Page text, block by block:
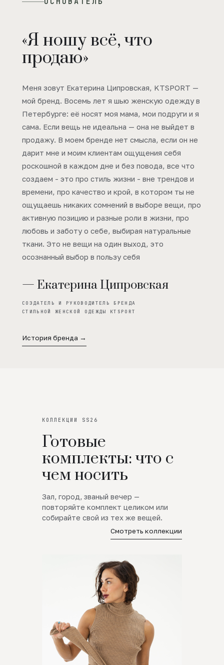
«Я ношу всё, что
продаю»
Меня зовут Екатерина Ципровская, KTSPORT —
мой бренд. Восемь лет я шью женскую одежду в
Петербурге: её носят моя мама, мои подруги и я
сама. Если вещь не идеальна — она не выйдет в
продажу. В моем бренде нет смысла, если он не
дарит мне и моим клиентам ощущения себя
роскошной в каждом дне и без повода, все что
создаем - это про стиль жизни - вне трендов и
времени, про качество и крой, в котором ты не
ощущаешь никаких сомнений в выборе вещи, про
активную позицию и разные роли в жизни, про
любовь и заботу о себе, выбирая натуральные
ткани. Это не вещи на один выход, это
осознанный выбор в пользу себя
— Екатерина Ципровская
СОЗДАТЕЛЬ И РУКОВОДИТЕЛЬ БРЕНДА
СТИЛЬНОЙ ЖЕНСКОЙ ОДЕЖДЫ KTSPORT
История бренда →
КОЛЛЕКЦИИ SS26
Готовые
комплекты: что с
чем носить
Зал, город, званый вечер —
повторяйте комплект целиком или
собирайте свой из тех же вещей.
Смотреть коллекции